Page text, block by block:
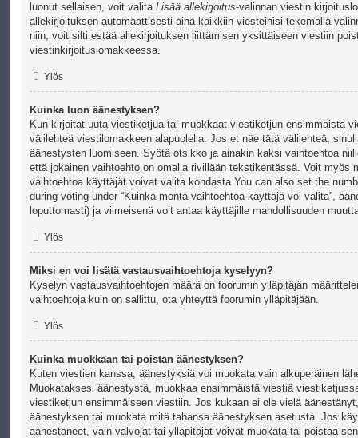
luonut sellaisen, voit valita Lisää allekirjoitus-valinnan viestin
allekirjoituksen automaattisesti aina kaikkiin viesteihisi tekemällä
niin, voit silti estää allekirjoituksen liittämisen yksittäiseen viestiin
viestinkirjoituslomakkeessa.
Ylös
Kuinka luon äänestyksen?
Kun kirjoitat uuta viestiketjua tai muokkaat viestiketjun ensimmäistä
välilehteä viestilomakkeen alapuolella. Jos et näe tätä välilehteä,
äänestysten luomiseen. Syötä otsikko ja ainakin kaksi vaihtoehtoa
että jokainen vaihtoehto on omalla rivillään tekstikentässä. Voit myös
vaihtoehtoa käyttäjät voivat valita kohdasta You can also set the
during voting under “Kuinka monta vaihtoehtoa käyttäjä voi valita”,
loputtomasti) ja viimeisenä voit antaa käyttäjille mahdollisuuden
Ylös
Miksi en voi lisätä vastausvaihtoehtoja kyselyyn?
Kyselyn vastausvaihtoehtojen määrä on foorumin ylläpitäjän
vaihtoehtoja kuin on sallittu, ota yhteyttä foorumin ylläpitäjään.
Ylös
Kuinka muokkaan tai poistan äänestyksen?
Kuten viestien kanssa, äänestyksiä voi muokata vain alkuperäinen
Muokataksesi äänestystä, muokkaa ensimmäistä viestiä
viestiketjun ensimmäiseen viestiin. Jos kukaan ei ole vielä
äänestyksen tai muokata mitä tahansa äänestyksen asetusta. Jos
äänestäneet, vain valvojat tai ylläpitäjät voivat muokata tai poistaa